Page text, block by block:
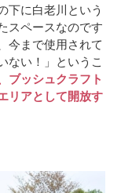
下に白老川という
スペースなのです
今まで使用されて
ない！」というこ
ブッシュクラフト
リアとして開放す